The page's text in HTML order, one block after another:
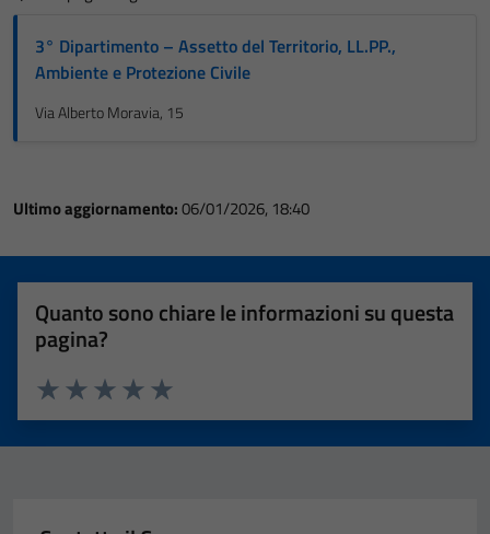
3° Dipartimento – Assetto del Territorio, LL.PP.,
Ambiente e Protezione Civile
Via Alberto Moravia, 15
Ultimo aggiornamento:06/01/2026, 18:40
Quanto sono chiare le informazioni su questa
pagina?
Valuta 5 stelle su 5
Valuta 4 stelle su 5
Valuta 3 stelle su 5
Valuta 2 stelle su 5
Valuta 1 stelle su 5